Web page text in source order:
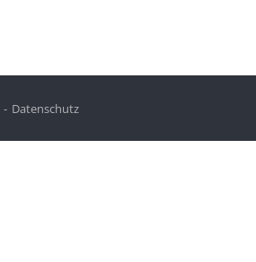
Datenschutz